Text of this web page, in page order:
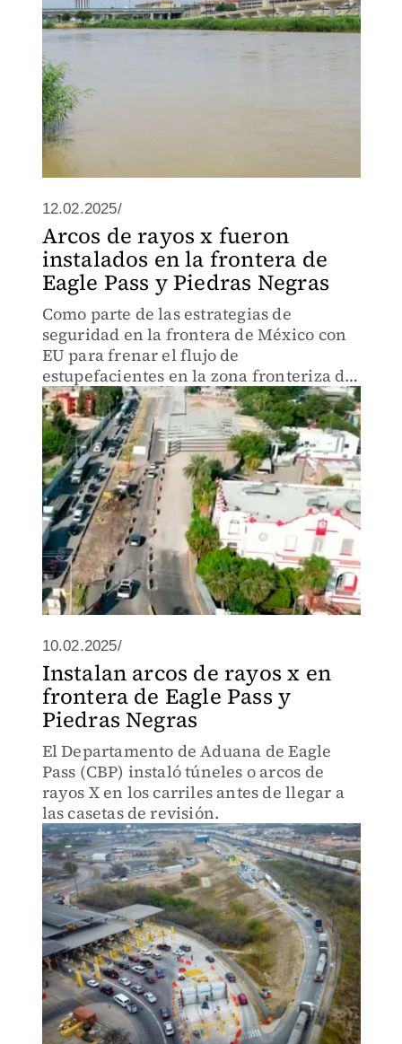
12.02.2025/
Arcos de rayos x fueron
instalados en la frontera de
Eagle Pass y Piedras Negras
Como parte de las estrategias de
seguridad en la frontera de México con
EU para frenar el flujo de
estupefacientes en la zona fronteriza de
Piedras Negras, Coahuila, el
Departamento de Aduana de Eagle Pass
instaló túneles o arcos de rayos x.
10.02.2025/
Instalan arcos de rayos x en
frontera de Eagle Pass y
Piedras Negras
El Departamento de Aduana de Eagle
Pass (CBP) instaló túneles o arcos de
rayos X en los carriles antes de llegar a
las casetas de revisión.